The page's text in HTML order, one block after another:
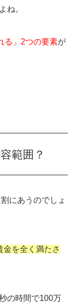
ね。
る」2つの要素が
範囲？
にあうのでしょ
を全く満たさ
の時間で100万